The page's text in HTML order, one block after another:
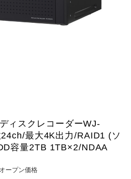
ィスクレコーダーWJ-
最大4K出力/RAID1 (ソ
容量2TB 1TB×2/NDAA
オープン価格